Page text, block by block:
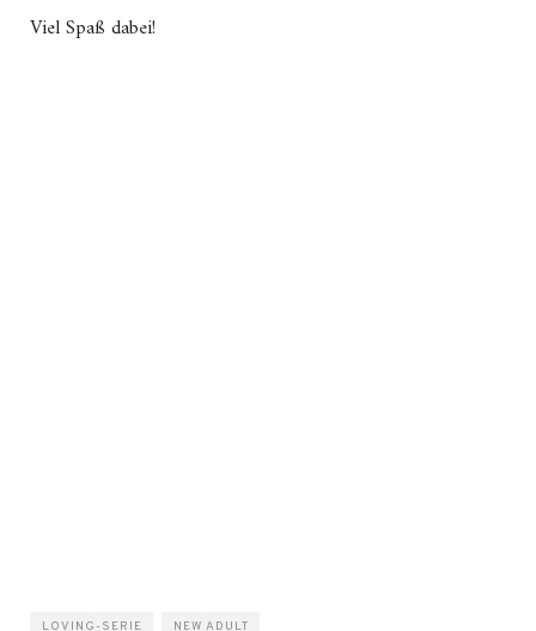
Viel Spaß dabei!
LOVING-SERIE NEW ADULT